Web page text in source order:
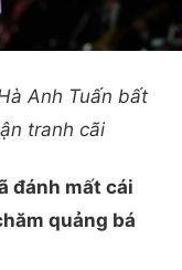
Anh Tuấn bất
tranh cãi
đánh mất cái
quảng bá